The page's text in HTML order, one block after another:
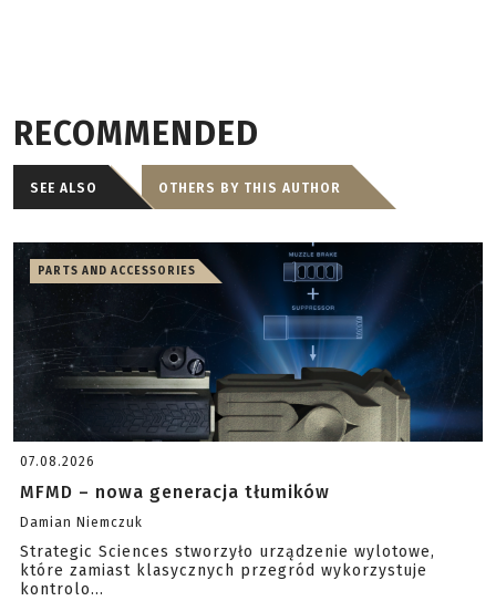
RECOMMENDED
SEE ALSO OTHERS BY THIS AUTHOR
PARTS AND ACCESSORIES
07.08.2026
MFMD – nowa generacja tłumików
Damian Niemczuk
Strategic Sciences stworzyło urządzenie wylotowe,
które zamiast klasycznych przegród wykorzystuje
kontrolo...